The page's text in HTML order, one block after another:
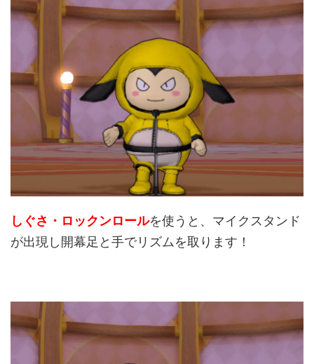
しぐさ・ロックンロールを使うと、マイクスタンド
が出現し開幕足と手でリズムを取ります！